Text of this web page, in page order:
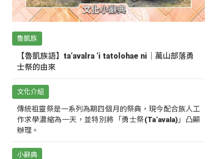
魯凱族
【魯凱族語】ta‘avalra ‘i tatolohae ni｜萬山部落勇
士祭的由來
文化介紹
傳統祖靈祭是一系列為期四個月的祭典，現今配合族人工
作求學濃縮為一天，並特別將「勇士祭(Ta‘avala)」凸顯
辦理。
小辭典